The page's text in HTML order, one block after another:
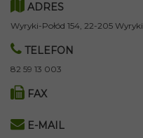
ADRES
Wyryki-Połód 154, 22-205 Wyryki
TELEFON
82 59 13 003
FAX
E-MAIL